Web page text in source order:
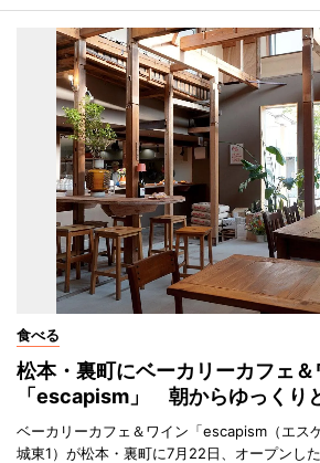
食べる
松本・裏町にベーカリーカフェ＆
「escapism」 朝からゆっくり
ベーカリーカフェ＆ワイン「escapism（エス
城東1）が松本・裏町に7月22日、オープンした